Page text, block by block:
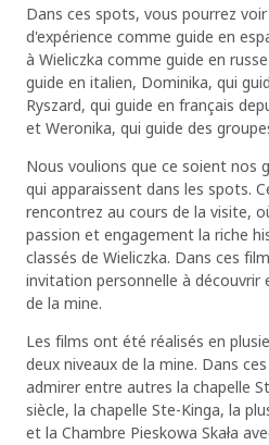
Dans ces spots, vous pourrez
d'expérience comme guide en
à Wieliczka comme guide en
guide en italien, Dominika, qui
Ryszard, qui guide en français
et Weronika, qui guide des
Nous voulions que ce soient nos
qui apparaissent dans les spots.
rencontrez au cours de la visite,
passion et engagement la riche
classés de Wieliczka. Dans ces
invitation personnelle à découvrir
de la mine.
Les films ont été réalisés en
deux niveaux de la mine. Dans
admirer entre autres la chapelle
siècle, la chapelle Ste-Kinga, la
et la Chambre Pieskowa Skała